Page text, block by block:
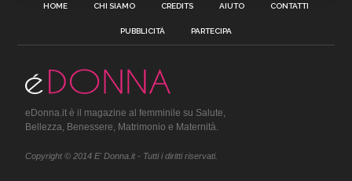
HOME CHI SIAMO CREDITS AIUTO CONTATTI
PUBBLICITÀ PARTECIPA
eDonna.it è il magazine al femminile su Salute,
Bellezza, Benessere, Matrimonio e Maternità.
Copyright © 2014 E' Donna.it - Tutti i diritti riservati.